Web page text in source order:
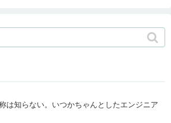
は知らない。いつかちゃんとしたエンジニア